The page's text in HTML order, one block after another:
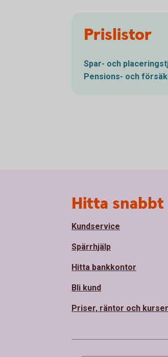
Prislistor
Spar- och
Pensions- och
Hitta snabbt
Kundservice
Spärrhjälp
Hitta bankkontor
Bli kund
Priser, räntor och kurser